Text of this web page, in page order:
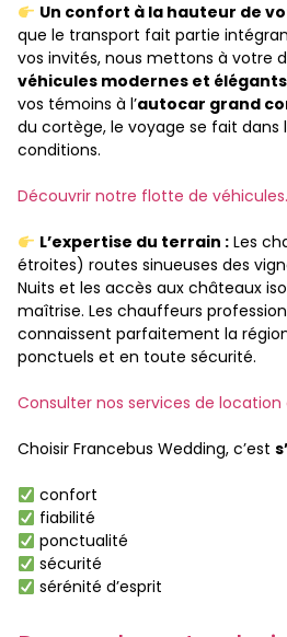
Un confort à la hauteur de
que le transport fait partie
vos invités, nous mettons à votre
véhicules modernes et élégants
vos témoins à l’autocar grand
du cortège, le voyage se fait dans
conditions.
Découvrir notre flotte de véhicules.
L’expertise du terrain :Les
étroites) routes sinueuses des
Nuits et les accès aux châteaux
maîtrise. Les chauffeurs
connaissent parfaitement la
ponctuels et en toute sécurité.
Consulter nos services de location
Choisir Francebus Wedding, c’est
confort
fiabilité
ponctualité
sécurité
sérénité d’esprit